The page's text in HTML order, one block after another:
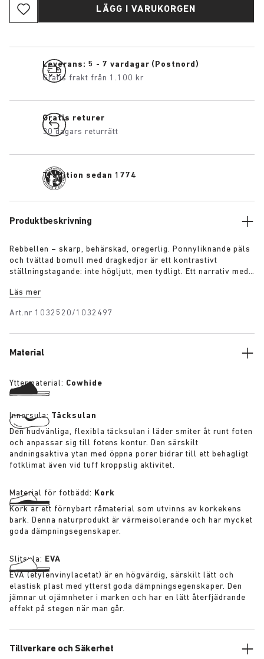
LÄGG I VARUKORGEN
Leverans: 5 - 7 vardagar (Postnord)
Gratis frakt från 1.100 kr
Gratis returer
30 dagars returrätt
Tradition sedan 1774
Produktbeskrivning
Rebbellen – skarp, behärskad, oregerlig. Ponnyliknande päls
och tvättad bomull med dragkedjor är ett kontrastivt
ställningstagande: inte högljutt, men tydligt. Ett narrativ med
avsikt, utan strävan efter godkännande.
Läs mer
Art.nr 1032520/1032497
Material
Yttermaterial: Cowhide
Innersula: Täcksulan
Den hudvänliga, flexibla täcksulan i läder smiter åt runt foten
och anpassar sig till fotens kontur. Den särskilt
andningsaktiva ytan med öppna porer bidrar till ett behagligt
fotklimat även vid tuff kroppslig aktivitet.
Material för fotbädd: Kork
Kork är ett förnybart råmaterial som utvinns av korkekens
bark. Denna naturprodukt är värmeisolerande och har mycket
goda dämpningsegenskaper.
Slitsula: EVA
EVA (etylenvinylacetat) är en högvärdig, särskilt lätt och
elastisk plast med ytterst goda dämpningsegenskaper. Den
jämnar ut ojämnheter i marken och har en lätt återfjädrande
effekt på stegen när man går.
Tillverkare och Säkerhet